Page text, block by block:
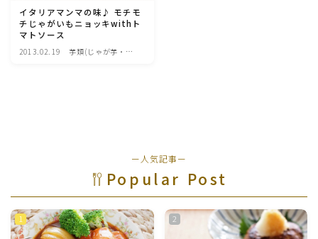
ひき肉料理
ゃ・ゴーヤ)
イタリアマンマの味♪ モチモ
チじゃがいもニョッキwithト
マトソース
2013.02.19
芋類(じゃが芋・さ
ー人気記事ー
Popular Post